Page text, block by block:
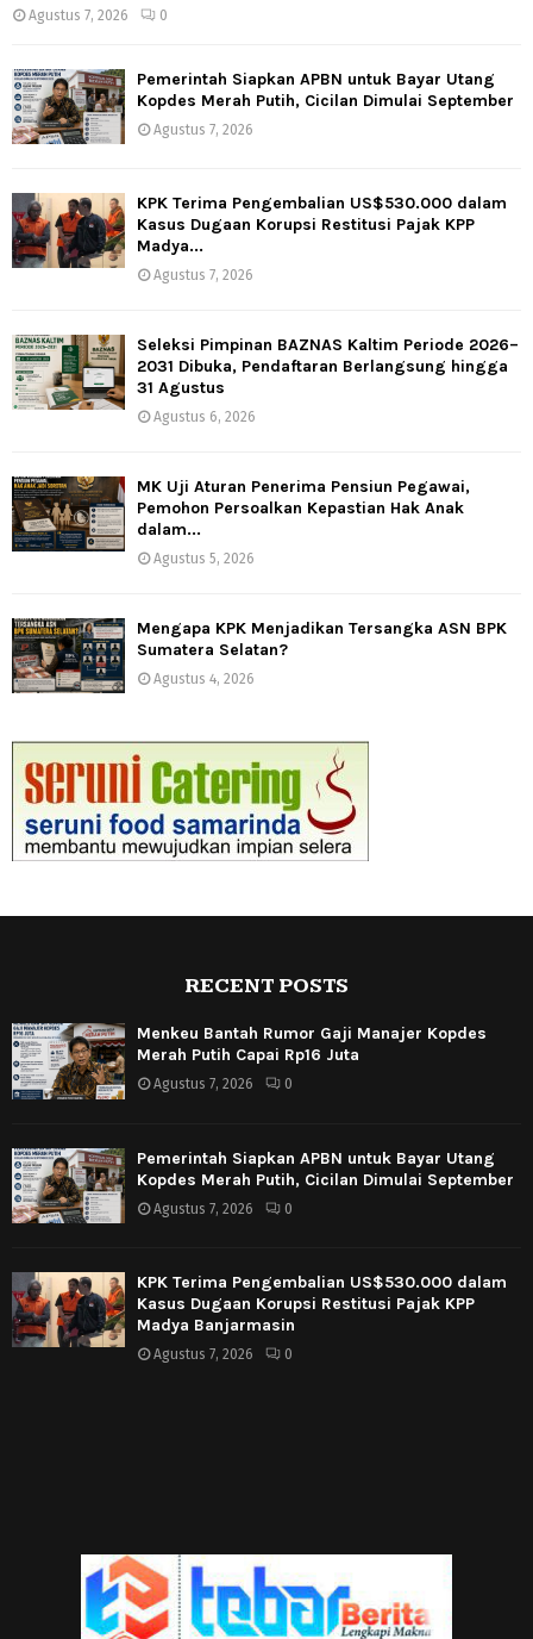
Agustus 7, 2026 0
Pemerintah Siapkan APBN untuk Bayar Utang
Kopdes Merah Putih, Cicilan Dimulai September
Agustus 7, 2026
KPK Terima Pengembalian US$530.000 dalam
Kasus Dugaan Korupsi Restitusi Pajak KPP
Madya...
Agustus 7, 2026
Seleksi Pimpinan BAZNAS Kaltim Periode 2026–
2031 Dibuka, Pendaftaran Berlangsung hingga
31 Agustus
Agustus 6, 2026
MK Uji Aturan Penerima Pensiun Pegawai,
Pemohon Persoalkan Kepastian Hak Anak
dalam...
Agustus 5, 2026
Mengapa KPK Menjadikan Tersangka ASN BPK
Sumatera Selatan?
Agustus 4, 2026
RECENT POSTS
Menkeu Bantah Rumor Gaji Manajer Kopdes
Merah Putih Capai Rp16 Juta
Agustus 7, 2026 0
Pemerintah Siapkan APBN untuk Bayar Utang
Kopdes Merah Putih, Cicilan Dimulai September
Agustus 7, 2026 0
KPK Terima Pengembalian US$530.000 dalam
Kasus Dugaan Korupsi Restitusi Pajak KPP
Madya Banjarmasin
Agustus 7, 2026 0